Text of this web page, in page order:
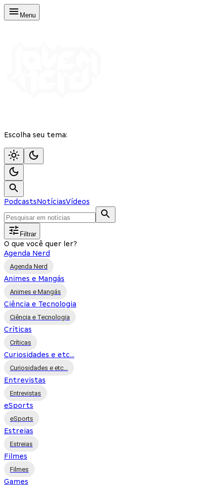
Menu
Escolha seu tema:
PodcastsNotíciasVídeos
Filtrar
O que você quer ler?
Agenda Nerd
Agenda Nerd
Animes e Mangás
Animes e Mangás
Ciência e Tecnologia
Ciência e Tecnologia
Críticas
Críticas
Curiosidades e etc...
Curiosidades e etc...
Entrevistas
Entrevistas
eSports
eSports
Estreias
Estreias
Filmes
Filmes
Games